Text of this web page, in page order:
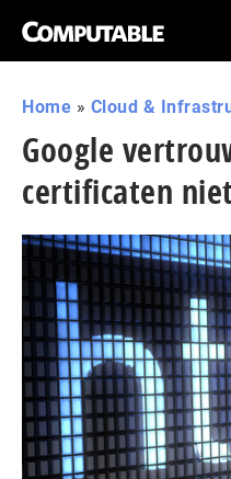
Home » Cloud &
Google
certificaten